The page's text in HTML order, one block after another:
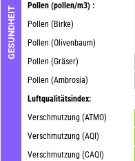
GESUNDHEIT
Pollen (pollen/m3) :
Pollen (Birke)
Pollen (Olivenbaum)
Pollen (Gräser)
Pollen (Ambrosia)
Luftqualitätsindex:
Verschmutzung (ATMO)
Verschmutzung (AQI)
Verschmutzung (CAQI)